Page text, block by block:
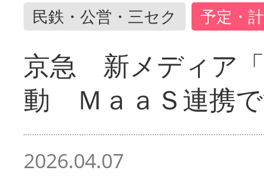
民鉄・公営・三セク 予定・
京急 新メディア
動 ＭａａＳ連携
2026.04.07